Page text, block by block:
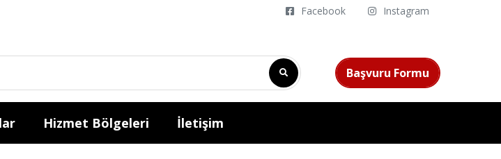
Facebook Instagram
Başvuru Formu
Hizmet Bölgeleri İletişim